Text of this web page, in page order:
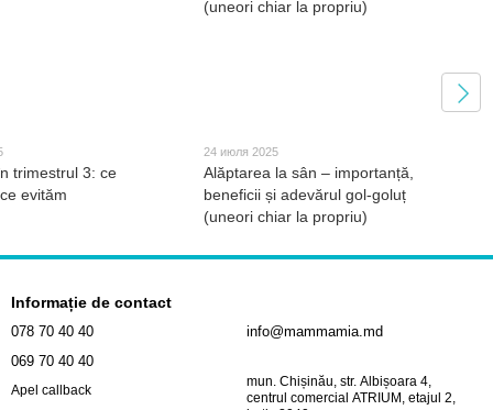
trimestrul 3: ce
evităm
24 июля 2025
Alăptarea la sân – importanță,
beneficii și adevărul gol-goluț
(uneori chiar la propriu)
Informație de contact
078 70 40 40
069 70 40 40
Apel callback
info@mammamia.md
mun. Chișinău, str. Albișoara 4,
centrul comercial ATRIUM, etajul 2,